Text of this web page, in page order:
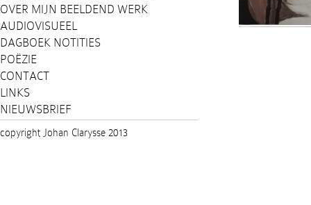
OVER MIJN BEELDEND WERK
AUDIOVISUEEL
DAGBOEK NOTITIES
POËZIE
CONTACT
LINKS
NIEUWSBRIEF
copyright Johan Clarysse 2013